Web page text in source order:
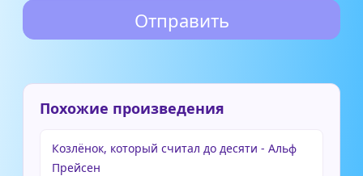
Похожие произведения
Козлёнок, который считал до десяти - Альф
Прейсен